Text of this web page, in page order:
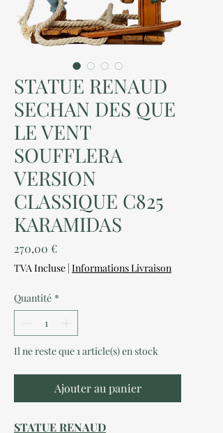
STATUE RENAUD
SECHAN DES QUE
LE VENT
SOUFFLERA
VERSION
CLASSIQUE C825
KARAMIDAS
270,00 €Prix
TVA Incluse | Informations Livraison
Quantité *
Il ne reste que 1 article(s) en stock
Ajouter au panier
STATUE RENAUD